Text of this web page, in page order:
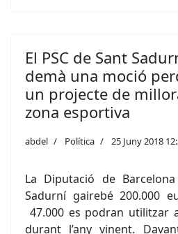
El PSC de Sant
demà una moció
un projecte de
zona esportiva
abdel Política 25 Juny 2018
La Diputació de
Sadurní gairebé 200.000
47.000 es podran utilitzar
durant l’any vinent.